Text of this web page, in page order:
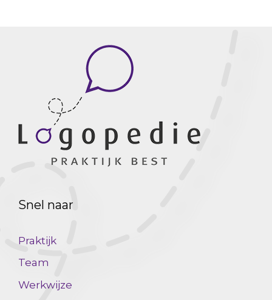
Snel naar
Praktijk
Team
Werkwijze